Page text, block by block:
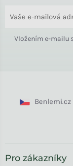
Vložením e-mailu
Benlemi.cz
Pro zákazníky